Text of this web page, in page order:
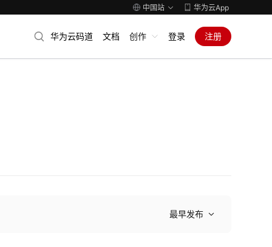
中国站 华为云App
华为云码道 文档 创作 登录 注册
最早发布